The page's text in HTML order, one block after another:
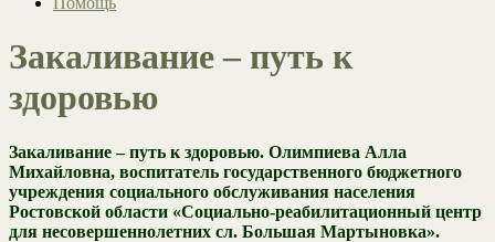
Закаливание – путь к
здоровью
Закаливание – путь к здоровью. Олимпиева Алла
Михайловна, воспитатель государственного бюджетного
учреждения социального обслуживания населения
Ростовской области «Социально-реабилитационный центр
для несовершеннолетних сл. Большая Мартыновка».